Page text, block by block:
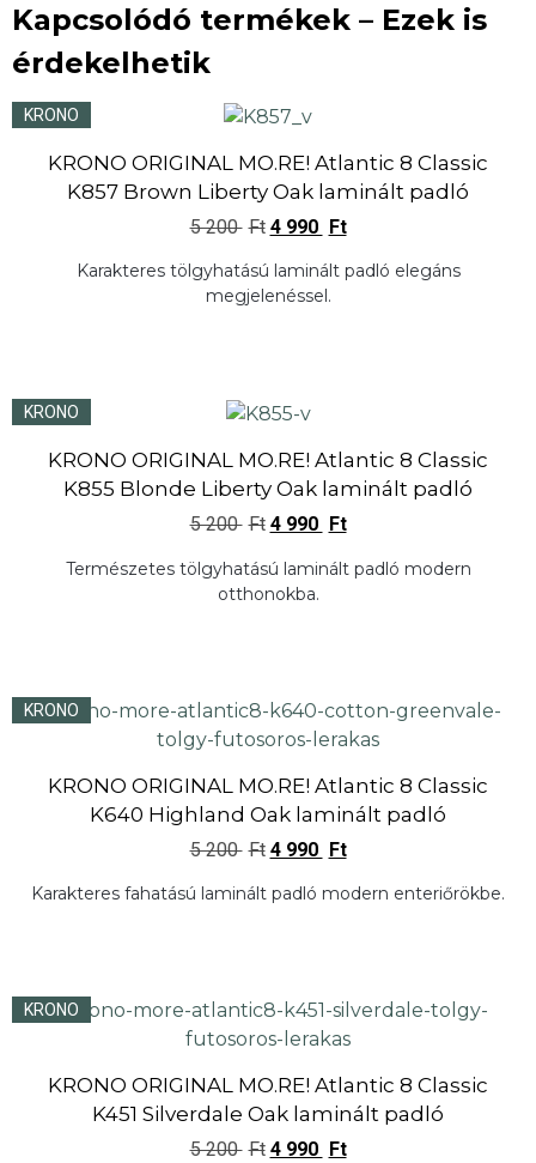
Kapcsolódó termékek – Ezek is
érdekelhetik
KRONO
KRONO ORIGINAL MO.RE! Atlantic 8 Classic
K857 Brown Liberty Oak laminált padló
5 200 Ft 4 990 Ft
Karakteres tölgyhatású laminált padló elegáns
megjelenéssel.
KRONO
KRONO ORIGINAL MO.RE! Atlantic 8 Classic
K855 Blonde Liberty Oak laminált padló
5 200 Ft 4 990 Ft
Természetes tölgyhatású laminált padló modern
otthonokba.
KRONO
KRONO ORIGINAL MO.RE! Atlantic 8 Classic
K640 Highland Oak laminált padló
5 200 Ft 4 990 Ft
Karakteres fahatású laminált padló modern enteriőrökbe.
KRONO
KRONO ORIGINAL MO.RE! Atlantic 8 Classic
K451 Silverdale Oak laminált padló
5 200 Ft 4 990 Ft